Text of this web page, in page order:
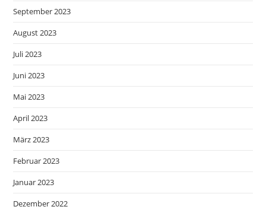
September 2023
August 2023
Juli 2023
Juni 2023
Mai 2023
April 2023
März 2023
Februar 2023
Januar 2023
Dezember 2022